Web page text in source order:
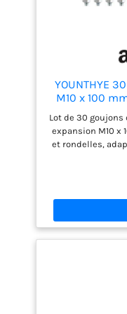
YOUNTHYE
M10 x 100
Acier
Rondelles,
Corps,
Lot de 30
expansion M10 x
et rondelles,
appropriés.
mm et longueur
installations
solide sur des
: les goujons
finition zinguée
puis serrez
maintenir